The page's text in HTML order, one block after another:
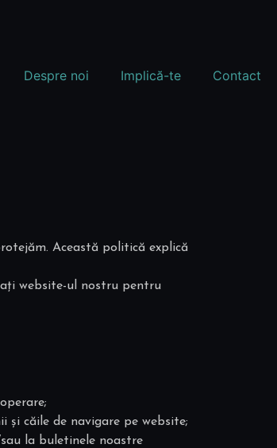
Despre noi Implică-te Contact
Această politică explică
website-ul nostru pentru
și căile de navigare pe website;
la buletinele noastre